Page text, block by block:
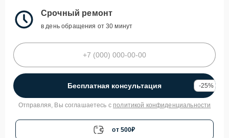
Срочный ремонт
в день обращения от 30 минут
Бесплатная консультация -25%
Отправляя, Вы соглашаетесь с политикой конфиденциальности
от 500₽